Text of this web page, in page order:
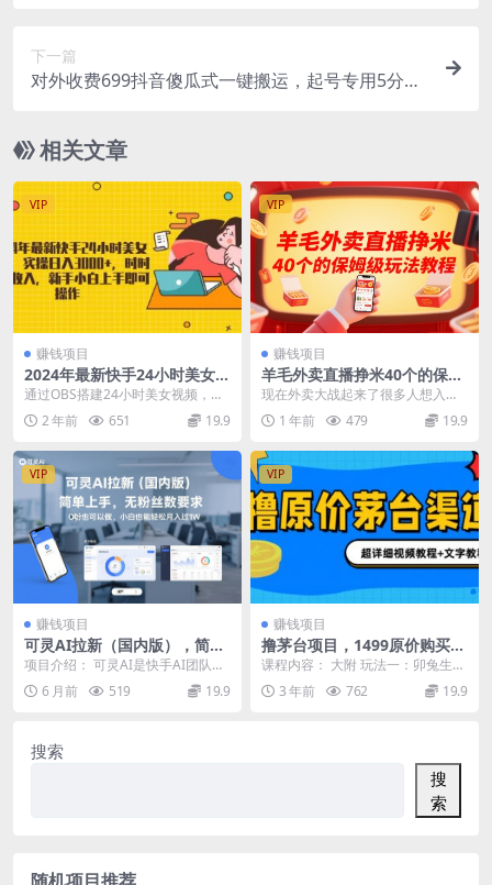
下一篇
对外收费699抖音傻瓜式一键搬运，起号专用5分钟
相关文章
VIP
赚钱项目
2024年最新快手24小时美女直
播，实操日入3000+，时时被
动收入，新手小白上手即可操
作
通过OBS搭建24小时美女视频，吸
引异性进入直播间，加上图片引
导，下载官方的磁力...
2 年前 651 19.9
VIP
赚钱项目
羊毛外卖直播挣米40个的保姆
级玩法教程
现在外卖大战起来了很多人想入场
这个外卖羊毛也不太了解 也有很多
圈友发了风向标 其...
1 年前 479 19.9
VIP
赚钱项目
可灵AI拉新（国内版），简单
上手，无粉丝数要求，0粉也
可以做，小白也能轻松月入过
1W
项目介绍： 可灵AI是快手AI团队自
研的视频生成大模型与AIGC创意平
台，分国内...
6 月前 519 19.9
VIP
赚钱项目
撸茅台项目，1499原价购买茅
台渠道，渠道/玩法/攻略/注意
事项/超详细教程
课程内容： 大附 玩法一：卯兔生肖
酒 玩法二：葫芦娃特产 玩法三:入
住酒店购酒 ...
3 年前 762 19.9
搜索
搜
索